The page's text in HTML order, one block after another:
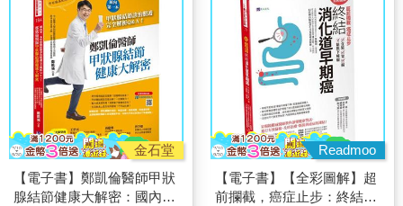
金石堂
【電子書】鄭凱倫醫師甲狀
腺結節健康大解密：國內第
Readmoo
【電子書】【全彩圖解】超
前攔截，癌症止步：終結消